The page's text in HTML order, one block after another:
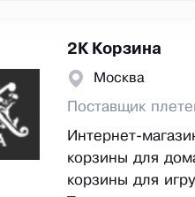
2К Корзина
Москва
Поставщик
Интернет-
корзины для
корзины для